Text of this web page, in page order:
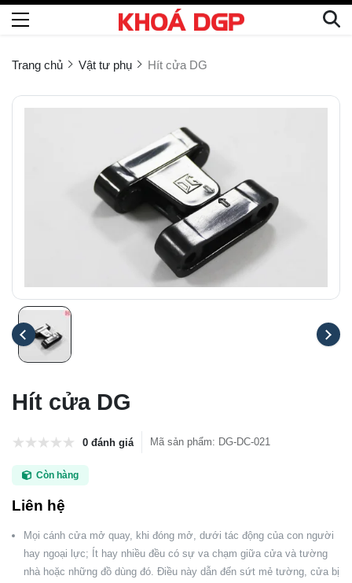
Trang chủ Vật tư phụ Hít cửa DG
Hít cửa DG
0 đánh giá Mã sản phẩm: DG-DC-021
Còn hàng
Liên hệ
Mọi cánh cửa mở quay, khi đóng mở, dưới tác động của con người
hay ngoại lực; Ít hay nhiều đều có sự va chạm giữa cửa và tường
nhà hoặc những đồ dùng đó. Điều này dẫn đến sứt mẻ tường, cửa bị